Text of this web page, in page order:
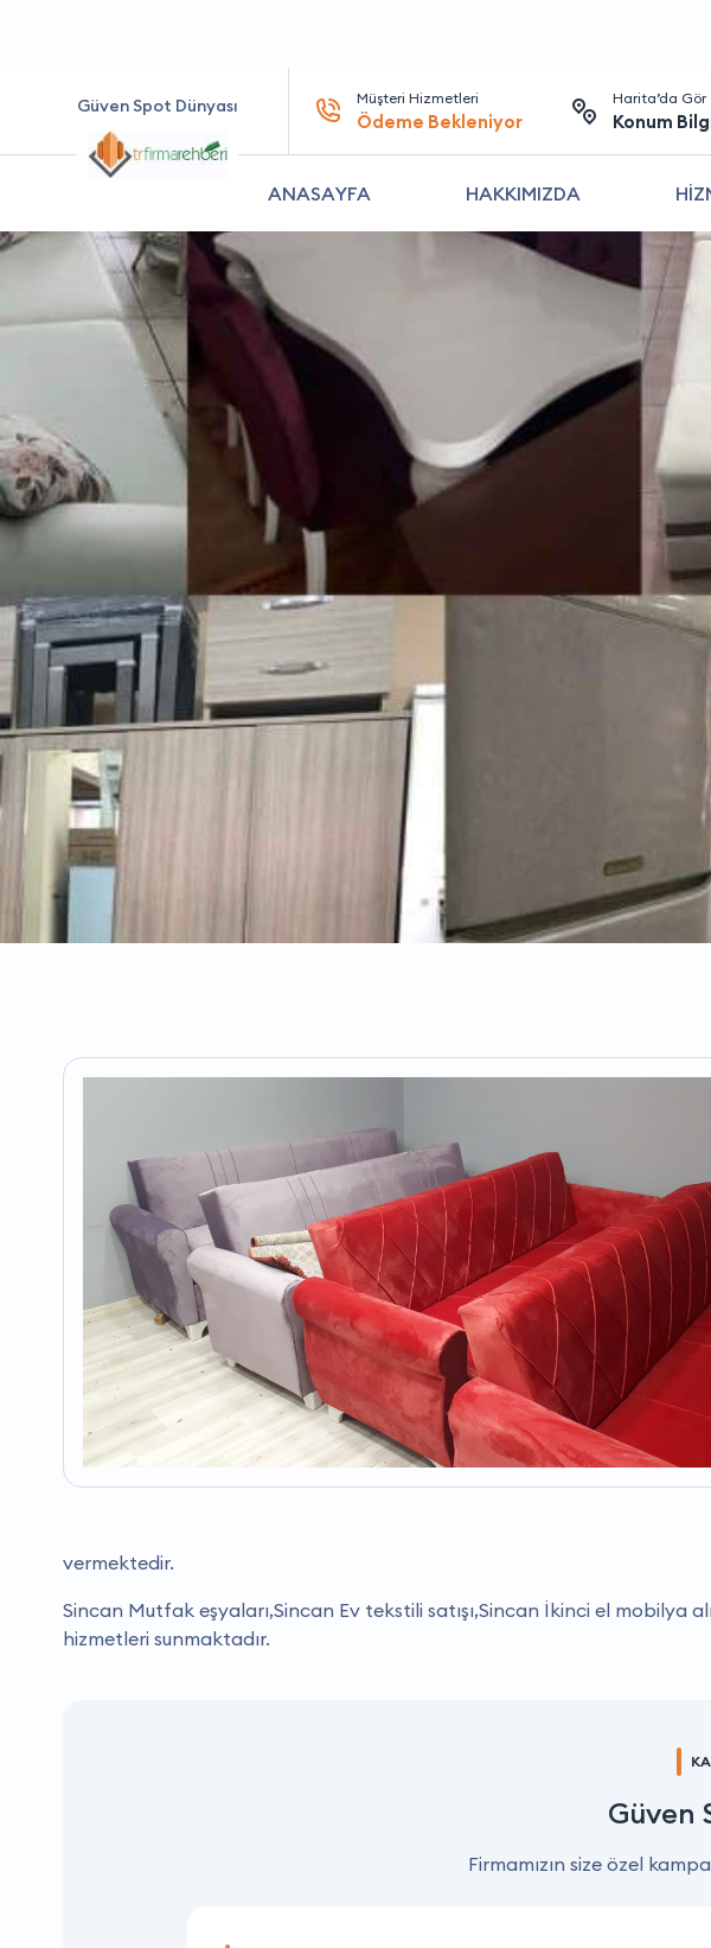
Güven Spot Dünyası Müşteri Hizmetleri
Ödeme Bekleniyor
Harita’da Gör
Konum
ANASAYFA HAKKIMIZDA
vermektedir.
Sincan Mutfak eşyaları,Sincan Ev tekstili satışı,Sincan İkinci el mobilya
hizmetleri sunmaktadır.
Güven
Firmamızın size özel